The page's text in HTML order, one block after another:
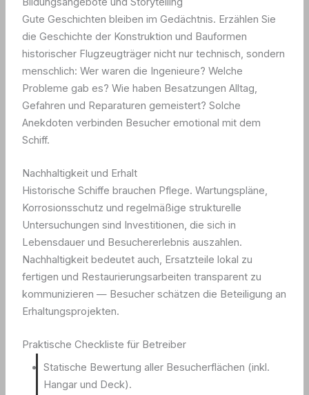
Gute Geschichten bleiben im Gedächtnis. Erzählen Sie
die Geschichte der Konstruktion und Bauformen
historischer Flugzeugträger nicht nur technisch, sondern
menschlich: Wer waren die Ingenieure? Welche
Probleme gab es? Wie haben Besatzungen Alltag,
Gefahren und Reparaturen gemeistert? Solche
Anekdoten verbinden Besucher emotional mit dem
Schiff.
Nachhaltigkeit und Erhalt
Historische Schiffe brauchen Pflege. Wartungspläne,
Korrosionsschutz und regelmäßige strukturelle
Untersuchungen sind Investitionen, die sich in
Lebensdauer und Besuchererlebnis auszahlen.
Nachhaltigkeit bedeutet auch, Ersatzteile lokal zu
fertigen und Restaurierungsarbeiten transparent zu
kommunizieren — Besucher schätzen die Beteiligung an
Erhaltungsprojekten.
Praktische Checkliste für Betreiber
Statische Bewertung aller Besucherflächen (inkl.
Hangar und Deck).